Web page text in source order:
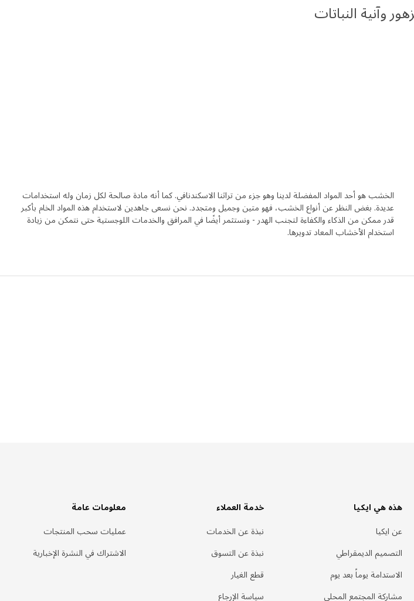
وآنية النباتات
الخشب هو أحد المواد المفضلة لدينا وهو جزء من تراثنا الاسكندنافي. كما أنه مادة صالحة لكل زمان وله استخدامات
عديدة. بغض النظر عن أنواع الخشب، فهو متين وجميل ومتجدد. نحن نسعى جاهدين لاستخدام هذه المواد الخام بأكبر
قدر ممكن من الذكاء والكفاءة لتجنب الهدر - ونستثمر أيضًا في المرافق والخدمات اللوجستية حتى نتمكن من زيادة
استخدام الأخشاب المعاد تدويرها.
هذه هي ايكيا
عن ايكيا
التصميم الديمقراطي
الاستدامة يوماً بعد يوم
مشاركة المجتمع المحلي
خدمة العملاء
نبذة عن الخدمات
نبذة عن التسوق
قطع الغيار
سياسة الإرجاع
معلومات عامة
عمليات سحب المنتجات
الاشتراك في النشرة الإخبارية